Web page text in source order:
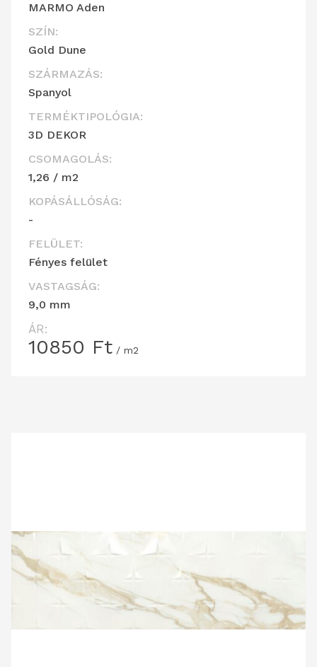
MARMO Aden
SZÍN:
Gold Dune
SZÁRMAZÁS:
Spanyol
TERMÉKTIPOLÓGIA:
3D DEKOR
CSOMAGOLÁS:
1,26 / m2
KOPÁSÁLLÓSÁG:
-
FELÜLET:
Fényes felület
VASTAGSÁG:
9,0 mm
ÁR:
10850 Ft / m2